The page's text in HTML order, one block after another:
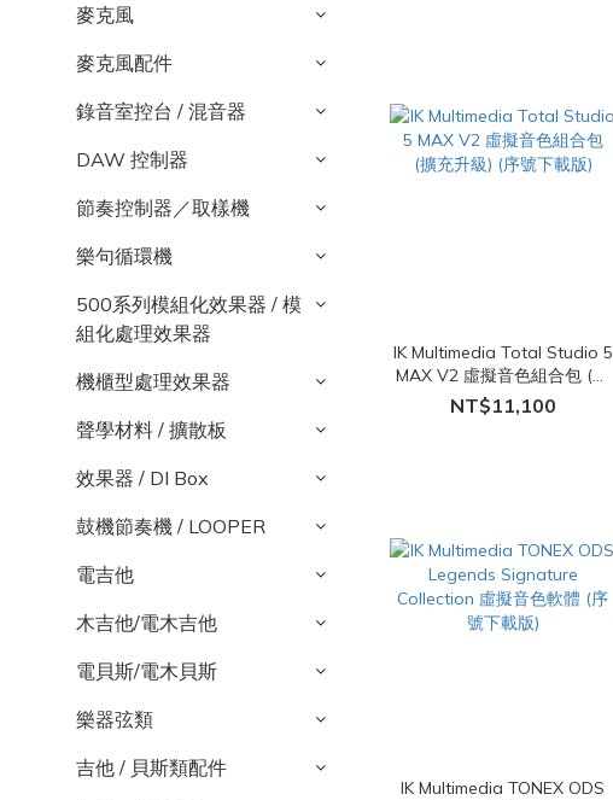
麥克風
麥克風配件
錄音室控台 / 混音器
DAW 控制器
節奏控制器／取樣機
樂句循環機
500系列模組化效果器 / 模
組化處理效果器
機櫃型處理效果器
聲學材料 / 擴散板
效果器 / DI Box
鼓機節奏機 / LOOPER
電吉他
木吉他/電木吉他
電貝斯/電木貝斯
樂器弦類
吉他 / 貝斯類配件
IK Multimedia Total Studio 5
MAX V2 虛擬音色組合包 (擴
充升級) (序號下載版)
NT$11,100
IK Multimedia TONEX ODS